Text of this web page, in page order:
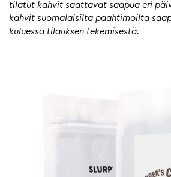
tilatut kahvit saattavat saapua eri
kahvit suomalaisilta paahtimoilta
kuluessa tilauksen tekemisestä.